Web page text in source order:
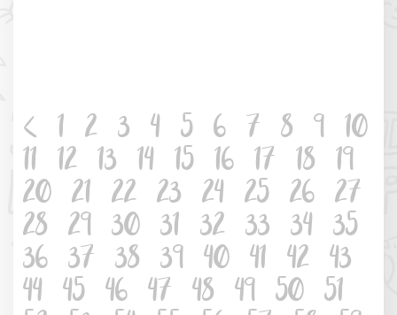
< 1 2 3 4 5 6 7 8 9
10
11
12 13 14 15 16 17 18
19
20
21 22 23 24 25 26
27
28
29 30 31 32 33 34
35
36
37 38 39 40 41 42
43
44
45 46 47 48 49 50
51